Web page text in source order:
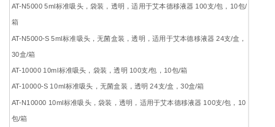
AT-N5000 5ml标准吸头，袋装，透明，适用于艾本德移液器 100支/包，10包/
箱
AT-N5000-S 5ml标准吸头，无菌盒装，透明，适用于艾本德移液器 24支/盒，
30盒/箱
AT-10000 10ml标准吸头，袋装，透明 100支/包，10包/箱
AT-10000-S 10ml标准吸头，无菌盒装，透明 24支/盒，30盒/箱
AT-N10000 10ml标准吸头，袋装，透明，适用于艾本德移液器 100支/包，10
包/箱